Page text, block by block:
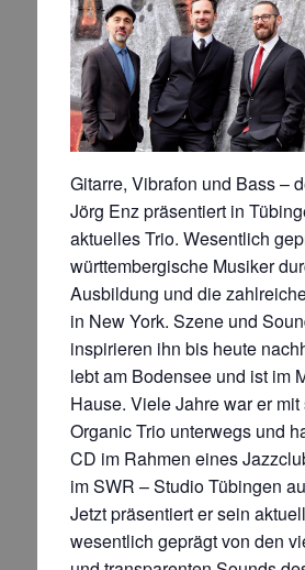
Gitarre, Vibrafon und Bass –
Jörg Enz präsentiert in
aktuelles Trio. Wesentlich
württembergische Musiker
Ausbildung und die
in New York. Szene und
inspirieren ihn bis heute
lebt am Bodensee und ist im
Hause. Viele Jahre war er
Organic Trio unterwegs und
CD im Rahmen eines
im SWR – Studio Tübingen
Jetzt präsentiert er sein
wesentlich geprägt von den